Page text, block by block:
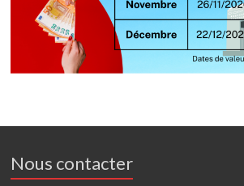
Nous contacter